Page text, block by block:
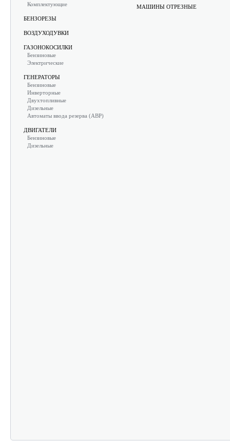
Комплектующие
БЕНЗОРЕЗЫ
ВОЗДУХОДУВКИ
ГАЗОНОКОСИЛКИ
Бензиновые
Электрические
ГЕНЕРАТОРЫ
Бензиновые
Инверторные
Двухтопливные
Дизельные
Автоматы ввода резерва (АВР)
ДВИГАТЕЛИ
Бензиновые
Дизельные
МАШИНЫ ОТРЕЗНЫЕ